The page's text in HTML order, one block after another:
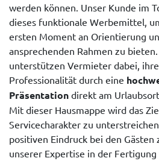
werden können. Unser Kunde im
dieses funktionale Werbemittel,
ersten Moment an Orientierung
ansprechenden Rahmen zu
unterstützen Vermieter dabei,
Professionalität durch eine
Präsentation direkt am
Mit dieser Hausmappe wird das
Servicecharakter zu
positiven Eindruck bei den Gästen
unserer Expertise in der Fertigung